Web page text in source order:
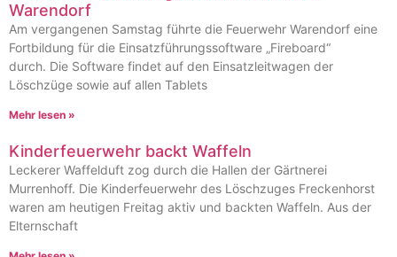
Warendorf
Am vergangenen Samstag führte die Feuerwehr Warendorf eine
Fortbildung für die Einsatzführungssoftware „Fireboard“
durch. Die Software findet auf den Einsatzleitwagen der
Löschzüge sowie auf allen Tablets
Mehr lesen »
Kinderfeuerwehr backt Waffeln
Leckerer Waffelduft zog durch die Hallen der Gärtnerei
Murrenhoff. Die Kinderfeuerwehr des Löschzuges Freckenhorst
waren am heutigen Freitag aktiv und backten Waffeln. Aus der
Elternschaft